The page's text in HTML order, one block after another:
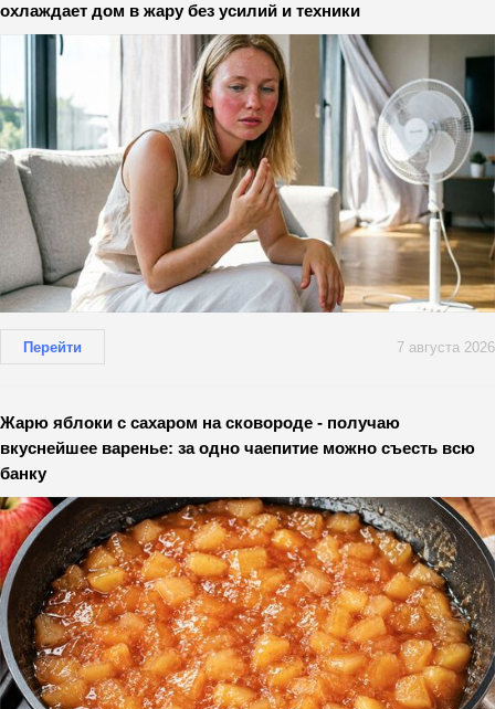
охлаждает дом в жару без усилий и техники
Перейти 7 августа 2026
Жарю яблоки с сахаром на сковороде - получаю
вкуснейшее варенье: за одно чаепитие можно съесть всю
банку